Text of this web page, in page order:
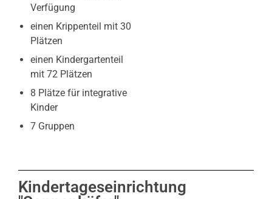
Verfügung
einen Krippenteil mit 30
Plätzen
einen Kindergartenteil
mit 72 Plätzen
8 Plätze für integrative
Kinder
7 Gruppen
Kindertageseinrichtung